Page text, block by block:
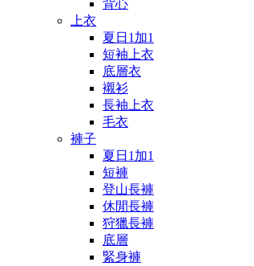
背心
上衣
夏日1加1
短袖上衣
底層衣
襯衫
長袖上衣
毛衣
褲子
夏日1加1
短褲
登山長褲
休閒長褲
狩獵長褲
底層
緊身褲